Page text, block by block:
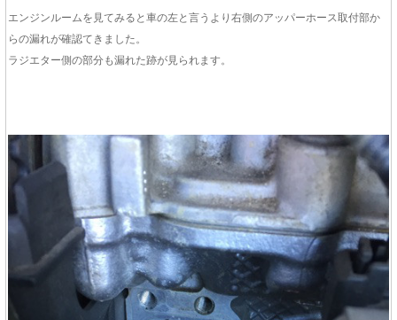
エンジンルームを見てみると車の左と言うより右側のアッパーホース取付部か
らの漏れが確認てきました。
ラジエター側の部分も漏れた跡が見られます。